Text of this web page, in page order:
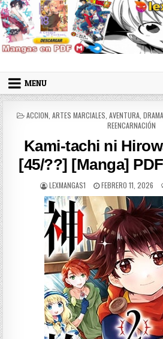
Skip to content
LexMangas
MENU
POSTED IN
ACCION ARTES MARCIALES AVENTURA, DRAMA
REENCARNACIÓN
Kami-tachi ni
[45/??] [Manga]
AUTHOR:
LEXMANGAS1 PUBLISHED DATE:
FEBRERO 11, 2026